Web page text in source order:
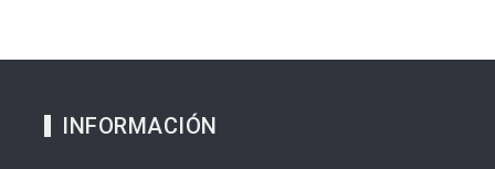
INFORMACIÓN